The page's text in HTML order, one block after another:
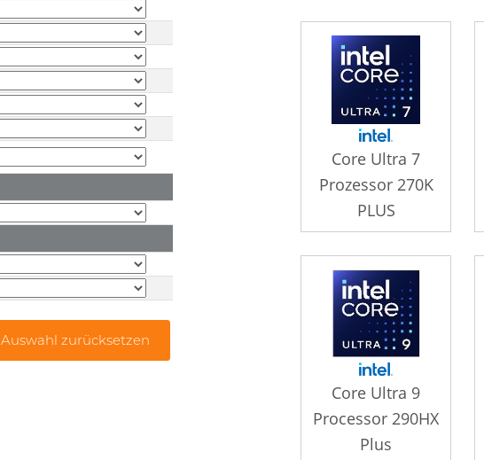
Auswahl zurücksetzen
Core Ultra 7
Prozessor 270K
PLUS
Core Ultra 9
Processor 290HX
Plus